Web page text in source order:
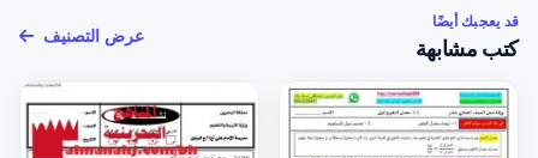
قد يعجبك أيضًا
كتب مشابهة
عرض التصنيف